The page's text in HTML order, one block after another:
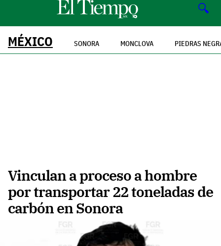
🔍
MÉXICO SONORA MONCLOVA PIEDRAS
Vinculan a proceso a hombre
por transportar 22 toneladas de
carbón en Sonora